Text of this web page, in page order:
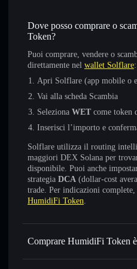
Dove posso comprare o
Token?
Puoi comprare, vendere o
direttamente nel wallet Solflare:
Apri Solflare (app mobile o
Vai alla scheda Scambia
Seleziona WET come token
Inserisci l’importo e
Solflare utilizza il routing
maggiori DEX Solana per
disponibile. Puoi anche
strategia DCA (dollar-cost
trade. Per indicazioni complete,
HumidiFi Token.
Comprare HumidiFi Token
HumidiFi Token token